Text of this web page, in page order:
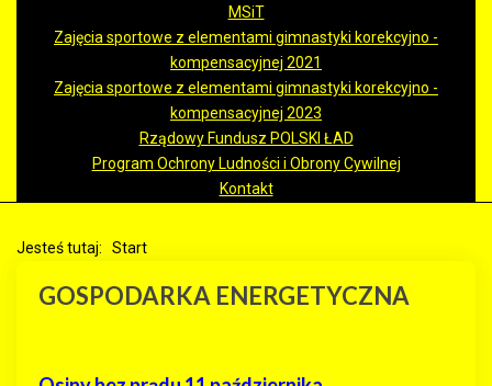
MSiT
Zajęcia sportowe z elementami gimnastyki korekcyjno -
kompensacyjnej 2021
Zajęcia sportowe z elementami gimnastyki korekcyjno -
kompensacyjnej 2023
Rządowy Fundusz POLSKI ŁAD
Program Ochrony Ludności i Obrony Cywilnej
Kontakt
Jesteś tutaj: Start
GOSPODARKA ENERGETYCZNA